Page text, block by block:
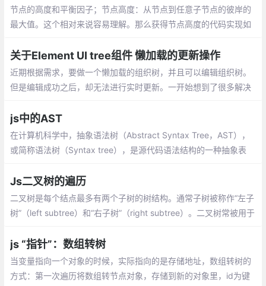
节点的高度和平衡因子；节点高度：从节点到任意子节点的彼岸的
最大值。这个相对来说容易理解。那么获得节点高度的代码实现如
0 、 -1、 1 时则为正常值
关于Element UI tree组件 懒加载的更新操作
近期根据需求，要做一个懒加载的组织树，并且可以编辑组织树。
但是编辑成功之后，却无法进行实时更新。一开始想到了很多解决
mentUi的tree组件源代码。
js中的AST
在计算机科学中，抽象语法树（Abstract Syntax Tree，AST），
或简称语法树（Syntax tree），是源代码语法结构的一种抽象表
表示源代码中的一种结构
Js二叉树的遍历
二叉树是每个结点最多有两个子树的树结构。通常子树被称作“左子
树”（left subtree）和“右子树”（right subtree）。二叉树常被用于
js “指针”：数组转树
当变量指向一个对象的时候，实际指向的是存储地址，数组转树的
方式：第一次遍历将数组转节点对象，存储到新的对象里，id为键